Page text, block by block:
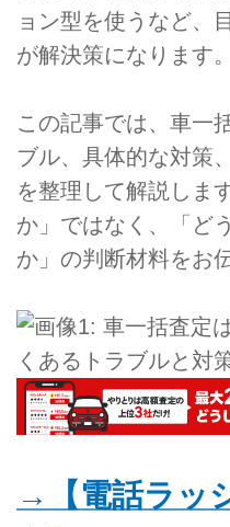
ョン型を使うなど、
が解決策になります。
この記事では、車一
ブル、具体的な対策
を整理して解説しま
か」ではなく、「ど
か」の判断材料をお
→【電話ラッ